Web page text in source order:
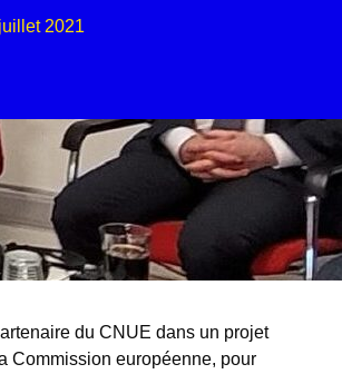
2021
du CNUE dans un projet
Commission européenne, pour